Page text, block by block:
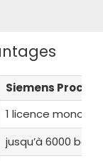
Siemens
1 licence
jusqu’à 6000